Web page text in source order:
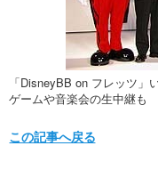
「DisneyBB on フレッツ」
ゲームや音楽会の生中継も
この記事へ戻る